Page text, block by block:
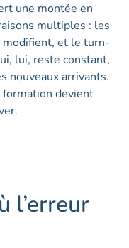
une montée en
multiples : les
modifient, et le turn-
lui, reste constant,
nouveaux arrivants.
devient
l’erreur